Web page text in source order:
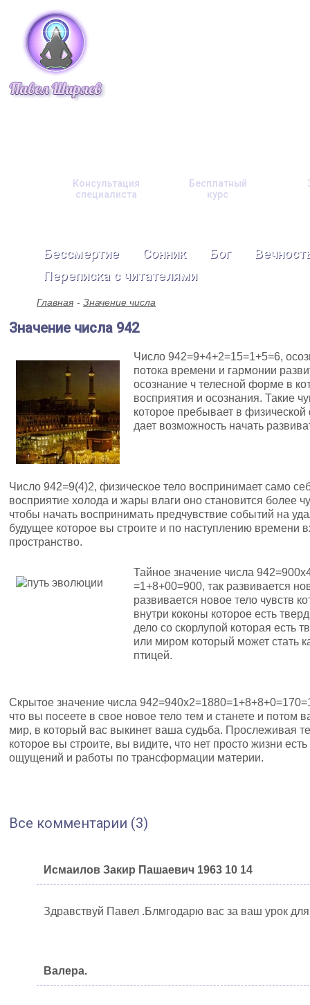
Консультация
специалиста
Бесплатный
курс
Бессмертие Сонник Бог
Переписка с читателями
Главная Значение числа
Значение числа 942
Число 942=9+4+2=15=1+5=6,
потока времени и гармонии
осознание ч телесной форме в
восприятия и осознания. Такие
которое пребывает в
дает возможность начать
Число 942=9(4)2, физическое тело воспринимает само
восприятие холода и жары влаги оно становится более
чтобы начать воспринимать предчувствие событий на
будущее которое вы строите и по наступлению времени
пространство.
Тайное значение числа
=1+8+00=900, так развивается
развивается новое тело чувств
внутри коконы которое есть
дело со скорлупой которая есть
или миром который может стать
птицей.
Скрытое значение числа
что вы посеете в свое новое тело тем и станете и потом
мир, в который вас выкинет ваша судьба. Прослеживая
которое вы строите, вы видите, что нет просто жизни
ощущений и работы по трансформации материи.
Все комментарии (3)
Исмаилов Закир Пашаевич 1963 10 14
Здравствуй Павел .Блмгодарю вас за ваш урок
Валера.